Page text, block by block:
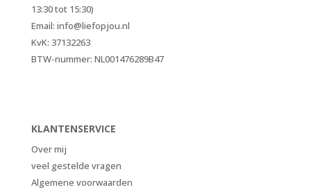
13:30 tot 15:30)
Email: info@liefopjou.nl
KvK: 37132263
BTW-nummer: NL001476289B47
KLANTENSERVICE
Over mij
veel gestelde vragen
Algemene voorwaarden